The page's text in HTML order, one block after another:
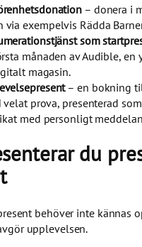
– donera i
via exempelvis Rädda
som
månaden av Audible, en
magasin.
– en bokning
prova, presenterad
med personligt
du
behöver inte kännas
upplevelsen.